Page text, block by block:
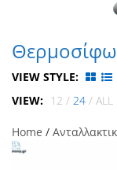
VIEW STYLE:
VIEW: 12 / 24 / ALL
Home /